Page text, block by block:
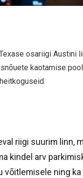
osariigi Austini
kaotamise
riigi suurim linn,
kindel arv
võitlemisele ning